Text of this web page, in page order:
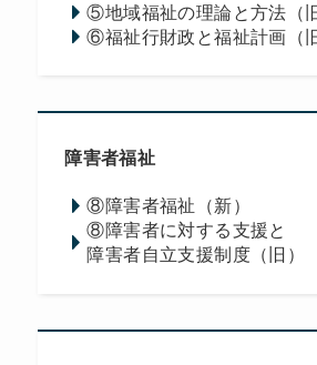
⑤地域福祉の理論と方法（旧
⑥福祉行財政と福祉計画（旧
障害者福祉
⑧障害者福祉（新）
⑧障害者に対する支援と
障害者自立支援制度（旧）